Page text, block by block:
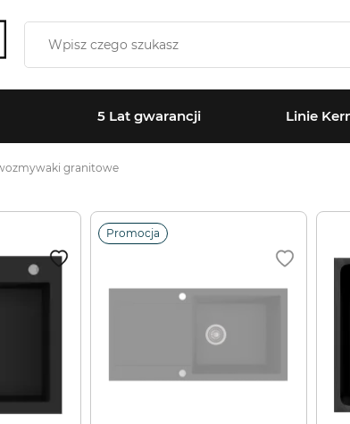
5 Lat gwarancji Linie
granitowe
Promocja